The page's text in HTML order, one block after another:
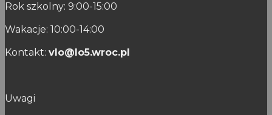
Rok szkolny: 9:00-15:00
Wakacje: 10:00-14:00
Kontakt: vlo@lo5.wroc.pl
Uwagi